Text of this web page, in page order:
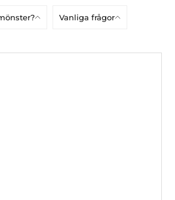
Vanliga frågor